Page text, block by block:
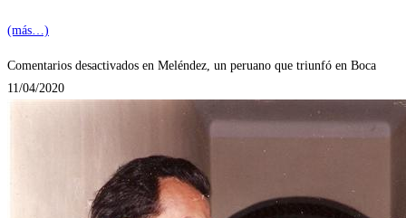
(más…)
Comentarios desactivados en Meléndez, un peruano que triunfó en Boca
11/04/2020